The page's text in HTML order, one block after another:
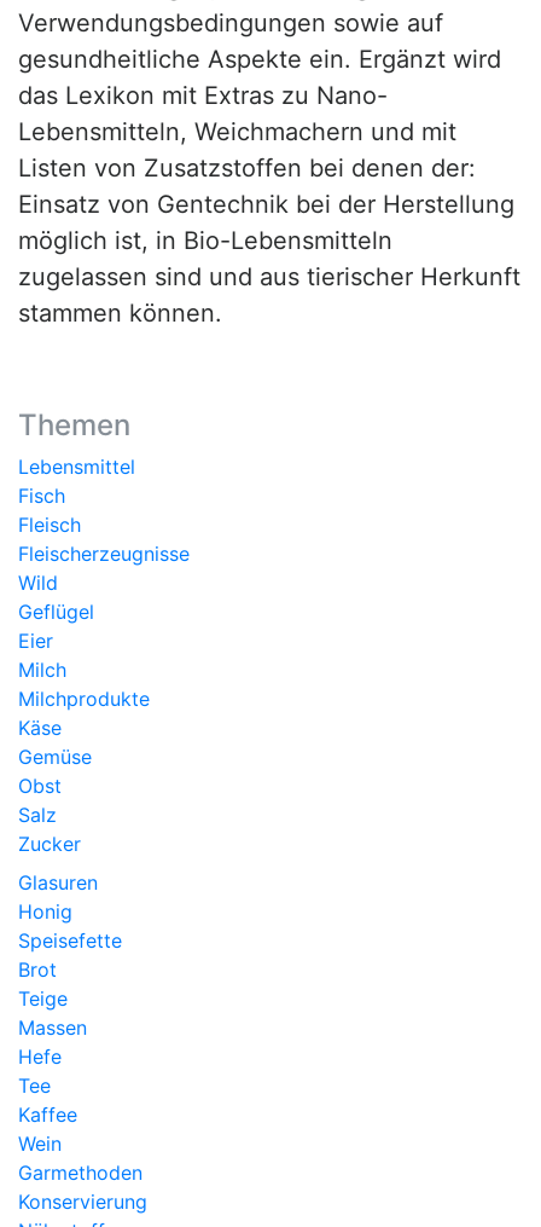
Verwendungsbedingungen sowie auf
gesundheitliche Aspekte ein. Ergänzt wird
das Lexikon mit Extras zu Nano-
Lebensmitteln, Weichmachern und mit
Listen von Zusatzstoffen bei denen der:
Einsatz von Gentechnik bei der Herstellung
möglich ist, in Bio-Lebensmitteln
zugelassen sind und aus tierischer Herkunft
stammen können.
Themen
Lebensmittel
Fisch
Fleisch
Fleischerzeugnisse
Wild
Geflügel
Eier
Milch
Milchprodukte
Käse
Gemüse
Obst
Salz
Zucker
Glasuren
Honig
Speisefette
Brot
Teige
Massen
Hefe
Tee
Kaffee
Wein
Garmethoden
Konservierung